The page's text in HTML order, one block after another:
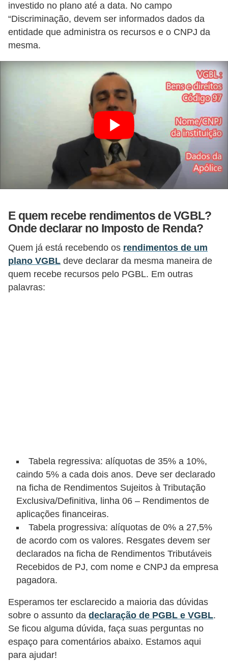
investido no plano até a data. No campo
“Discriminação, devem ser informados dados da
entidade que administra os recursos e o CNPJ da
mesma.
E quem recebe rendimentos de VGBL?
Onde declarar no Imposto de Renda?
Quem já está recebendo os rendimentos de um
plano VGBL deve declarar da mesma maneira de
quem recebe recursos pelo PGBL. Em outras
palavras:
Tabela regressiva: alíquotas de 35% a 10%,
caindo 5% a cada dois anos. Deve ser declarado
na ficha de Rendimentos Sujeitos à Tributação
Exclusiva/Definitiva, linha 06 – Rendimentos de
aplicações financeiras.
Tabela progressiva: alíquotas de 0% a 27,5%
de acordo com os valores. Resgates devem ser
declarados na ficha de Rendimentos Tributáveis
Recebidos de PJ, com nome e CNPJ da empresa
pagadora.
Esperamos ter esclarecido a maioria das dúvidas
sobre o assunto da declaração de PGBL e VGBL.
Se ficou alguma dúvida, faça suas perguntas no
espaço para comentários abaixo. Estamos aqui
para ajudar!
e
n
t
r
e
d
a
N
u
p
a
ç
a
P
o
g
r
a